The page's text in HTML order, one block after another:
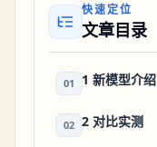
快速定位
文章目录
01 1 新模型介绍
02 2 对比实测